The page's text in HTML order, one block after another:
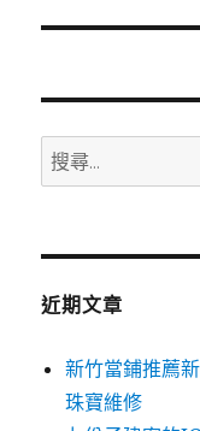
文
搜
尋
鍵
近期文章
新竹當鋪推薦
珠寶維修